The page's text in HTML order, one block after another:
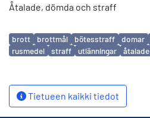
Åtalade, dömda och straff
Avainsanat
brott brottmål bötesstraff domar
rusmedel
straff utlänningar åtalade
Tietueen kaikki tiedot